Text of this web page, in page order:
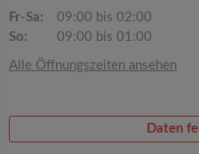
Fr-Sa:
09:00 bis 02:00
So:
09:00 bis 01:00
Alle Öffnungszeiten ansehen
Daten